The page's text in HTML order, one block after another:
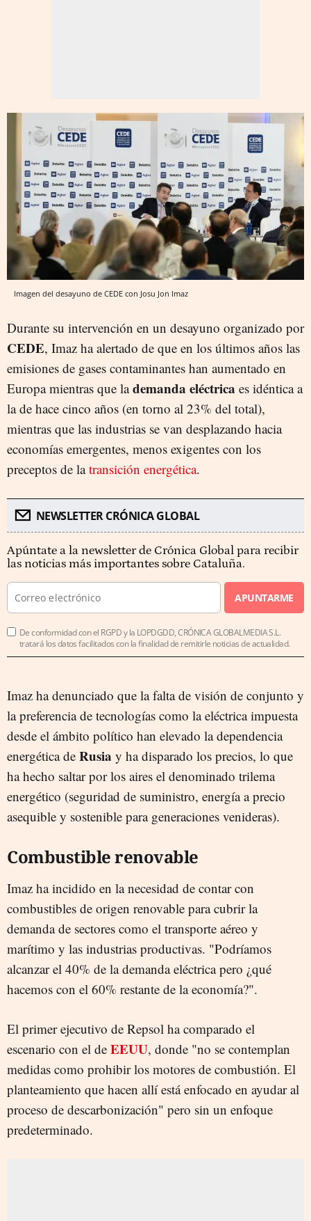
Imagen del desayuno de CEDE con Josu Jon Imaz
Durante su intervención en un desayuno organizado por
CEDE, Imaz ha alertado de que en los últimos años las
emisiones de gases contaminantes han aumentado en
Europa mientras que lademanda eléctrica es idéntica a
la de hace cinco años (en torno al 23% del total),
mientras que las industrias se van desplazando hacia
economías emergentes, menos exigentes con los
preceptos de latransición energética.
NEWSLETTER CRÓNICA GLOBAL
Apúntate a la newsletter de Crónica Global para recibir
las noticias más importantes sobre Cataluña.
APUNTARME
De conformidad con el RGPD y la LOPDGDD, CRÓNICA GLOBALMEDIA S.L.
tratará los datos facilitados con la finalidad de remitirle noticias de actualidad.
Imaz ha denunciado que la falta de visión de conjunto y
la preferencia de tecnologías como la eléctrica impuesta
desde el ámbito político han elevado la dependencia
energética de Rusia y ha disparado los precios, lo que
ha hecho saltar por los aires el denominado trilema
energético (seguridad de suministro, energía a precio
asequible y sostenible para generaciones venideras).
Combustible renovable
Imaz ha incidido en la necesidad de contar con
combustibles de origen renovable para cubrir la
demanda de sectores como el transporte aéreo y
marítimo y las industrias productivas. "Podríamos
alcanzar el 40% de la demanda eléctrica pero ¿qué
hacemos con el 60% restante de la economía?".
El primer ejecutivo de Repsol ha comparado el
escenario con el de EEUU, donde "no se contemplan
medidas como prohibir los motores de combustión. El
planteamiento que hacen allí está enfocado en ayudar al
proceso de descarbonización" pero sin un enfoque
predeterminado.